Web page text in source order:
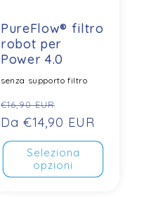
PureFlow® filtro
robot per
Power 4.0
senza supporto filtro
Prezzo
normale
€16,90 EUR
di
vendita
Da €14,90 EUR
Seleziona
opzioni